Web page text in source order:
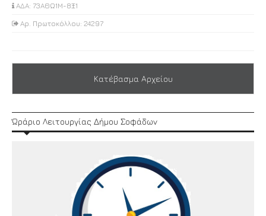
ΑΔΑ: 73ΑΘΩ1Μ-8Ξ1
Αρ. Πρωτοκόλλου: 24297
Κατέβασμα Αρχείου
Ώράριο Λειτουργίας Δήμου Σοφάδων